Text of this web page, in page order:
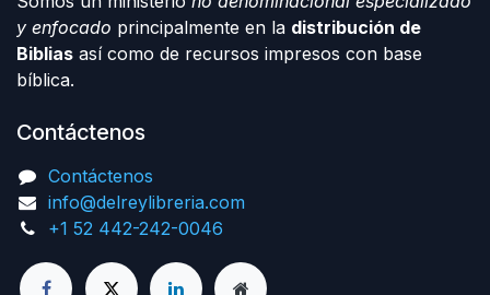
y enfocado principalmente en la distribución de
Biblias así como de recursos impresos con base
bíblica.
Contáctenos
Contáctenos
info@delreylibreria.com
+1 52 442-242-0046